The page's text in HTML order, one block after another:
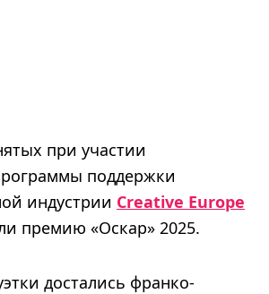
при участии
поддержки
индустрии Creative Europe
премию «Оскар» 2025.
достались франко-